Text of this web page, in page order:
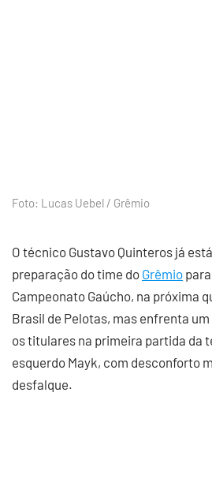
Foto: Lucas Uebel / Grêmio
O técnico Gustavo Quinteros já
preparação do time do Grêmio
Campeonato Gaúcho, na próxima
Brasil de Pelotas, mas enfrenta
os titulares na primeira partida da
esquerdo Mayk, com desconforto
desfalque.